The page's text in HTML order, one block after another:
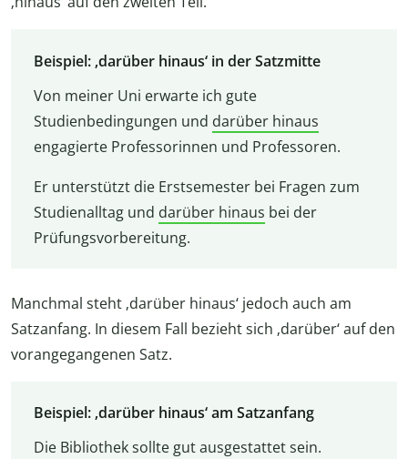
Beispiel: ‚darüber hinaus‘ in der Satzmitte
Von meiner Uni erwarte ich gute
Studienbedingungen und darüber hinaus
engagierte Professorinnen und Professoren.
Er unterstützt die Erstsemester bei Fragen zum
Studienalltag und darüber hinaus bei der
Prüfungsvorbereitung.
Manchmal steht ‚darüber hinaus‘ jedoch auch am
Satzanfang. In diesem Fall bezieht sich ‚darüber‘ auf den
vorangegangenen Satz.
Beispiel: ‚darüber hinaus‘ am Satzanfang
Die Bibliothek sollte gut ausgestattet sein.